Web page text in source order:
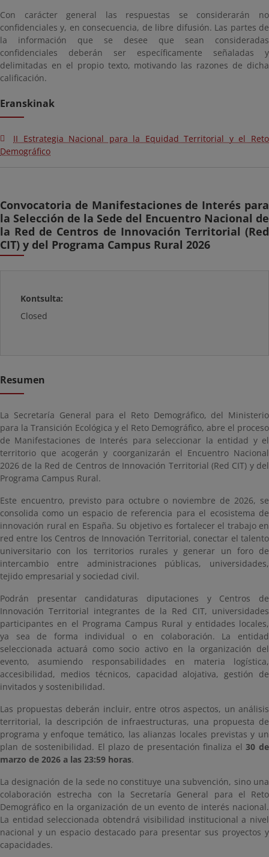
Con carácter general las respuestas se considerarán no
confidenciales y, en consecuencia, de libre difusión. Las partes de
la información que se desee que sean consideradas
confidenciales deberán ser específicamente señaladas y
delimitadas en el propio texto, motivando las razones de dicha
calificación.
Eranskinak
II Estrategia Nacional para la Equidad Territorial y el Reto
Demográfico
Convocatoria de Manifestaciones de Interés para
la Selección de la Sede del Encuentro Nacional de
la Red de Centros de Innovación Territorial (Red
CIT) y del Programa Campus Rural 2026
Kontsulta:
Closed
Resumen
La Secretaría General para el Reto Demográfico, del Ministerio
para la Transición Ecológica y el Reto Demográfico, abre el proceso
de Manifestaciones de Interés para seleccionar la entidad y el
territorio que acogerán y coorganizarán el Encuentro Nacional
2026 de la Red de Centros de Innovación Territorial (Red CIT) y del
Programa Campus Rural.
Este encuentro, previsto para octubre o noviembre de 2026, se
consolida como un espacio de referencia para el ecosistema de
innovación rural en España. Su objetivo es fortalecer el trabajo en
red entre los Centros de Innovación Territorial, conectar el talento
universitario con los territorios rurales y generar un foro de
intercambio entre administraciones públicas, universidades,
tejido empresarial y sociedad civil.
Podrán presentar candidaturas diputaciones y Centros de
Innovación Territorial integrantes de la Red CIT, universidades
participantes en el Programa Campus Rural y entidades locales,
ya sea de forma individual o en colaboración. La entidad
seleccionada actuará como socio activo en la organización del
evento, asumiendo responsabilidades en materia logística,
accesibilidad, medios técnicos, capacidad alojativa, gestión de
invitados y sostenibilidad.
Las propuestas deberán incluir, entre otros aspectos, un análisis
territorial, la descripción de infraestructuras, una propuesta de
programa y enfoque temático, las alianzas locales previstas y un
plan de sostenibilidad. El plazo de presentación finaliza el30 de
marzo de 2026 a las 23:59 horas.
La designación de la sede no constituye una subvención, sino una
colaboración estrecha con la Secretaría General para el Reto
Demográfico en la organización de un evento de interés nacional.
La entidad seleccionada obtendrá visibilidad institucional a nivel
nacional y un espacio destacado para presentar sus proyectos y
capacidades.